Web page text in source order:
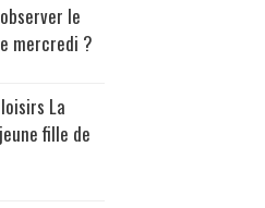
le
mercredi ?
La
fille de